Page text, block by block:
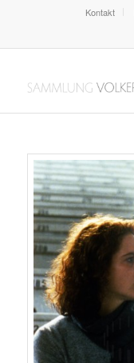
Kontakt